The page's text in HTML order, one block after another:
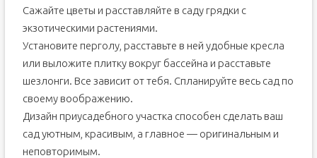
Сажайте цветы и расставляйте в саду грядки с
экзотическими растениями.
Установите перголу, расставьте в ней удобные кресла
или выложите плитку вокруг бассейна и расставьте
шезлонги. Все зависит от тебя. Спланируйте весь сад по
своему воображению.
Дизайн приусадебного участка способен сделать ваш
сад уютным, красивым, а главное — оригинальным и
неповторимым.